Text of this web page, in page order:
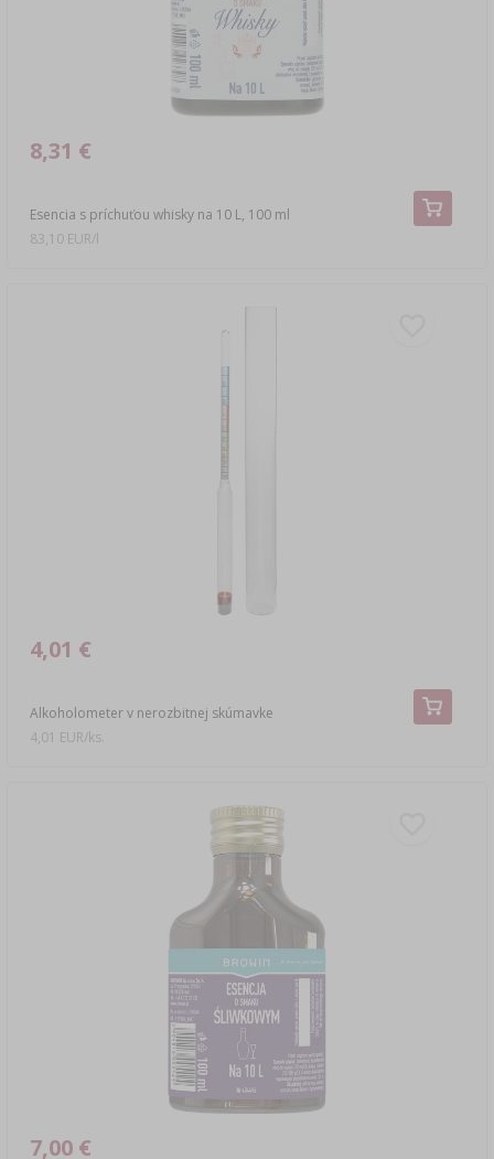
Esencia s príchuťou whisky na 10 L, 100 ml
8,31 €
83,10 EUR/l
Alkoholometer v nerozbitnej skúmavke
4,01 €
4,01 EUR/ks.
7,00 €